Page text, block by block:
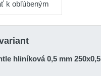
k obľúbeným
hliníková 0,5 mm 250x0,5